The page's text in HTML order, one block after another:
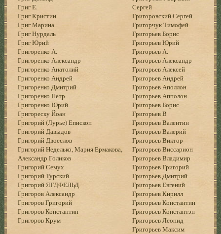
Григ Е.
Григ Кристин
Григ Марина
Григ Нурдаль
Григ Юрий
Григоренко А.
Григоренко Александр
Григоренко Анатолий
Григоренко Андрей
Григоренко Дмитрий
Григоренко Петр
Григоренко Юрий
Григореску Йоан
Григорий (Лурье) Епископ
Григорий Давыдов
Григорий Двоеслов
Григорий Неделько, Мария Ермакова,
Александр Голиков
Григорий Семух
Григорий Турский
Григорий ЯГДФЕЛЬД
Григоров Александр
Григоров Григорий
Григоров Константин
Григоров Крум
Сергей
Григоровский Сергей
Григорчук Тимофей
Григорьев Борис
Григорьев Юрий
Григорьев А.
Григорьев Александр
Григорьев Алексей
Григорьев Андрей
Григорьев Аполлон
Григорьев Апполон
Григорьев Борис
Григорьев В
Григорьев Валентин
Григорьев Валерий
Григорьев Виктор
Григорьев Виссарион
Григорьев Владимир
Григорьев Григорий
Григорьев Дмитрий
Григорьев Евгений
Григорьев Кирилл
Григорьев Константин
Григорьев Константэн
Григорьев Леонид
Григорьев Максим